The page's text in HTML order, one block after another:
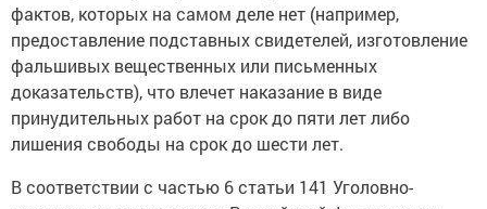
фактов, которых на самом деле нет (например,
предоставление подставных свидетелей, изготовление
фальшивых вещественных или письменных
доказательств), что влечет наказание в виде
принудительных работ на срок до пяти лет либо
лишения свободы на срок до шести лет.
В соответствии с частью 6 статьи 141 Уголовно-